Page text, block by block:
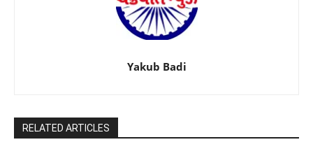
Yakub Badi
RELATED ARTICLES